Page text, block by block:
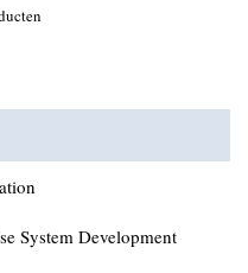
System Development